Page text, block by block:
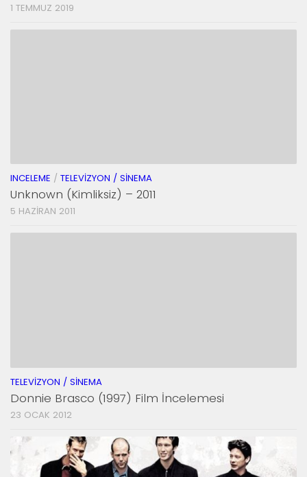
1 TEMMUZ 2019
INCELEME / TELEVIZYON / SINEMA
Unknown (Kimliksiz) – 2011
5 HAZIRAN 2011
TELEVIZYON / SINEMA
Donnie Brasco (1997) Film İncelemesi
23 OCAK 2012